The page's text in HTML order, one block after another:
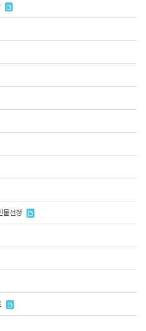
물선정